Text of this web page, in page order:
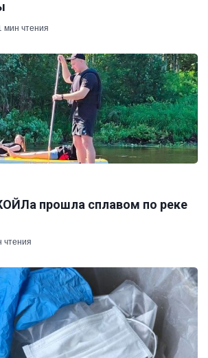
мин чтения
прошла сплавом по реке
чтения